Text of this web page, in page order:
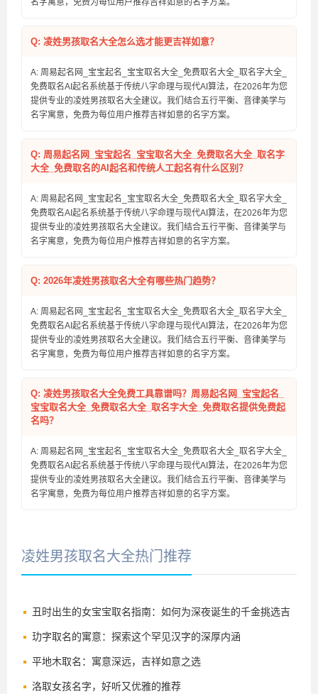
名字寓意，免费为每位用户推荐吉祥如意的名字方案。
Q: 凌姓男孩取名大全怎么选才能更吉祥如意？
A: 周易起名网_宝宝起名_宝宝取名大全_免费取名大全_取名字大全_
免费取名AI起名系统基于传统八字命理与现代AI算法，在2026年为您
提供专业的凌姓男孩取名大全建议。我们结合五行平衡、音律美学与
名字寓意，免费为每位用户推荐吉祥如意的名字方案。
Q: 周易起名网_宝宝起名_宝宝取名大全_免费取名大全_取名字
大全_免费取名的AI起名和传统人工起名有什么区别？
A: 周易起名网_宝宝起名_宝宝取名大全_免费取名大全_取名字大全_
免费取名AI起名系统基于传统八字命理与现代AI算法，在2026年为您
提供专业的凌姓男孩取名大全建议。我们结合五行平衡、音律美学与
名字寓意，免费为每位用户推荐吉祥如意的名字方案。
Q: 2026年凌姓男孩取名大全有哪些热门趋势？
A: 周易起名网_宝宝起名_宝宝取名大全_免费取名大全_取名字大全_
免费取名AI起名系统基于传统八字命理与现代AI算法，在2026年为您
提供专业的凌姓男孩取名大全建议。我们结合五行平衡、音律美学与
名字寓意，免费为每位用户推荐吉祥如意的名字方案。
Q: 凌姓男孩取名大全免费工具靠谱吗？周易起名网_宝宝起名_
宝宝取名大全_免费取名大全_取名字大全_免费取名提供免费起
名吗？
A: 周易起名网_宝宝起名_宝宝取名大全_免费取名大全_取名字大全_
免费取名AI起名系统基于传统八字命理与现代AI算法，在2026年为您
提供专业的凌姓男孩取名大全建议。我们结合五行平衡、音律美学与
名字寓意，免费为每位用户推荐吉祥如意的名字方案。
凌姓男孩取名大全热门推荐
丑时出生的女宝宝取名指南：如何为深夜诞生的千金挑选吉
祥好名
玏字取名的寓意：探索这个罕见汉字的深厚内涵
平地木取名：寓意深远，吉祥如意之选
洛取女孩名字，好听又优雅的推荐